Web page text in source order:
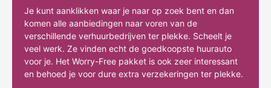
Je kunt aanklikken waar je naar op zoek bent en dan
komen alle aanbiedingen naar voren van de
verschillende verhuurbedrijven ter plekke. Scheelt je
veel werk. Ze vinden echt de goedkoopste huurauto
voor je. Het Worry-Free pakket is ook zeer interessant
en behoed je voor dure extra verzekeringen ter plekke.